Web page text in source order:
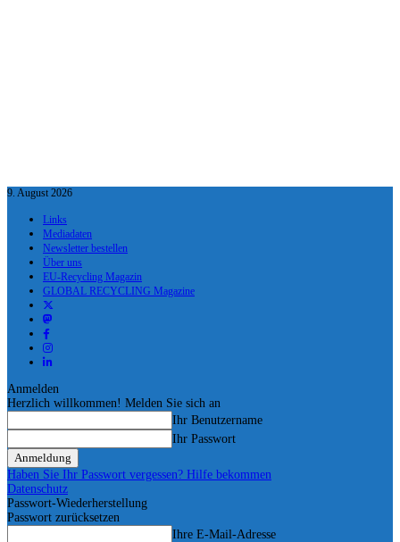
9. August 2026
Links
Mediadaten
Newsletter bestellen
Über uns
EU-Recycling Magazin
GLOBAL RECYCLING Magazine
Anmelden
Herzlich willkommen! Melden Sie sich an
Ihr Benutzername
Ihr Passwort
Haben Sie Ihr Passwort vergessen? Hilfe bekommen
Datenschutz
Passwort-Wiederherstellung
Passwort zurücksetzen
Ihre E-Mail-Adresse